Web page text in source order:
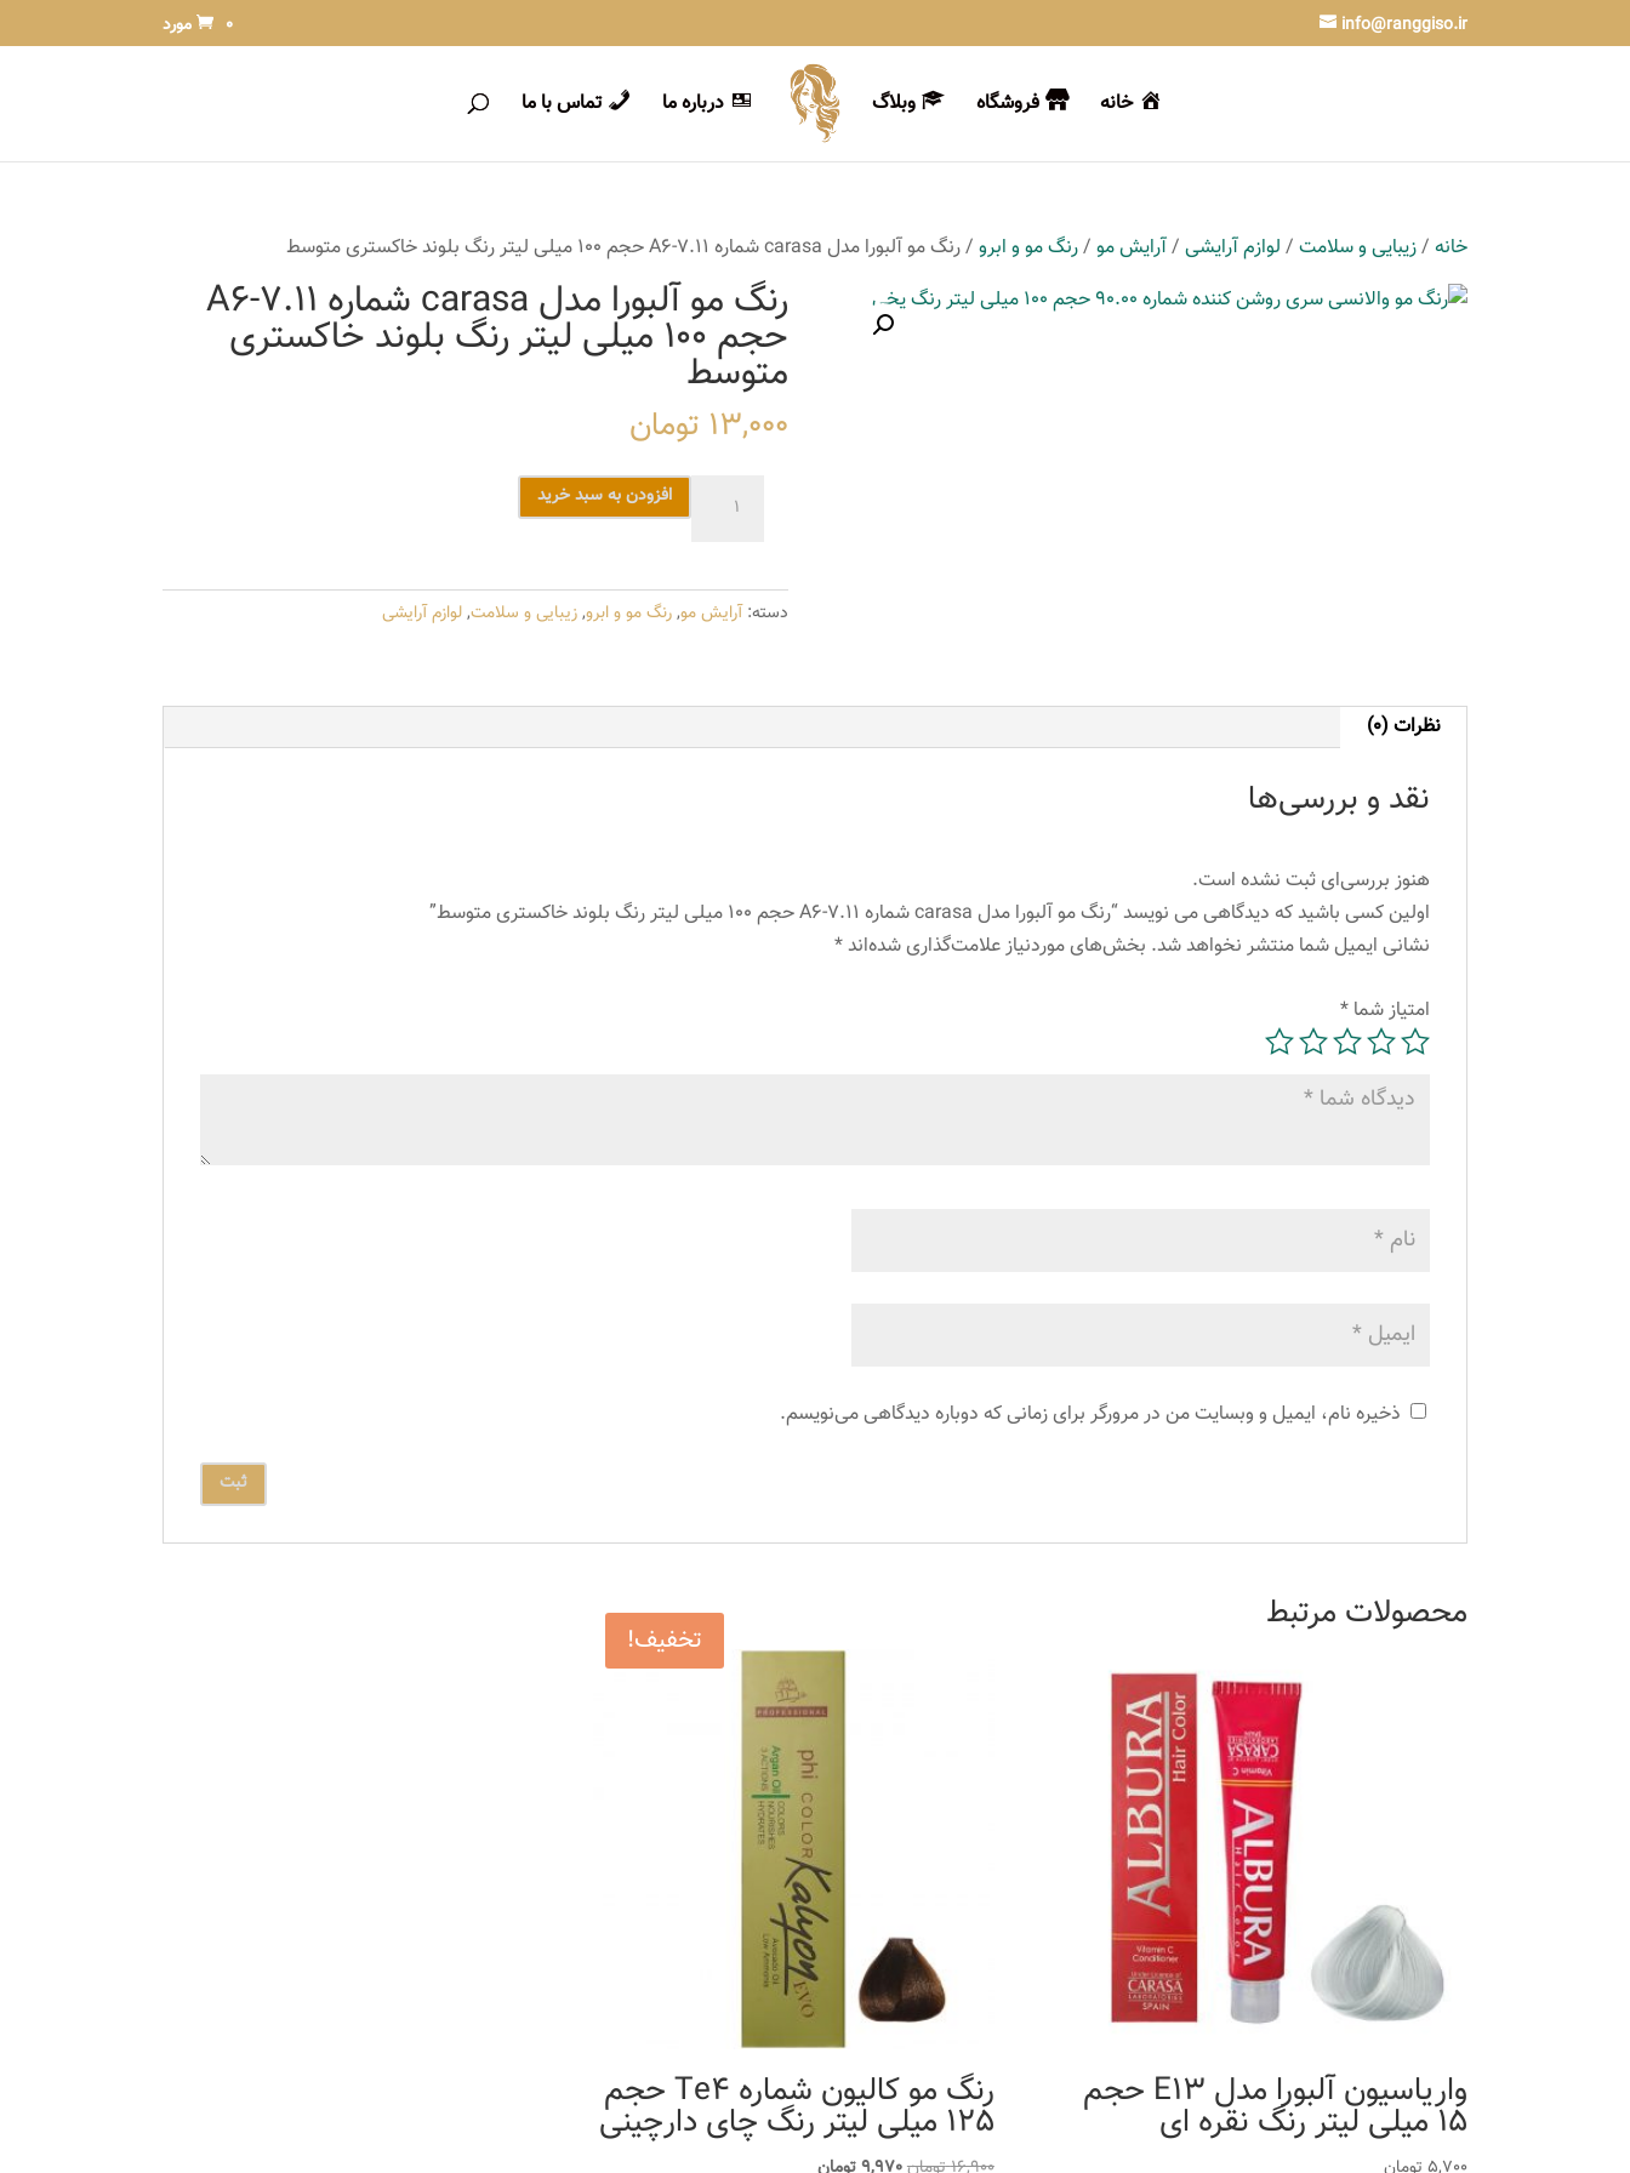
info@ranggiso.ir 0 مورد
خانه فروشگاه وبلاگ درباره ما تماس با ما
خانه /زیبایی و سلامت / لوازم آرایشی /آرایش مو /رنگ مو و ابرو / رنگ مو آلبورا مدل carasa شماره A6-7.11 حجم 100 میلی لیتر رنگ بلوند خاکستری متوسط
رنگ مو آلبورا مدل carasa شماره A6-7.11
حجم 100 میلی لیتر رنگ بلوند خاکستری
متوسط
13,000 تومان
مدل
carasa
حجم
بلوند
افزودن به سبد خرید
دسته:آرایش مو,رنگ مو و ابرو,زیبایی و سلامت,لوازم آرایشی
نظرات (0)
نقد و بررسی‌ها
هنوز بررسی‌ای ثبت نشده است.
اولین کسی باشید که دیدگاهی می نویسد “رنگ مو آلبورا مدل carasa شماره A6-7.11 حجم 100 میلی لیتر رنگ بلوند خاکستری متوسط”
نشانی ایمیل شما منتشر نخواهد شد. بخش‌های موردنیاز علامت‌گذاری شده‌اند*
امتیاز شما*
ذخیره نام، ایمیل و وبسایت من در مرورگر برای زمانی که دوباره دیدگاهی می‌نویسم.
محصولات مرتبط
واریاسیون آلبورا مدل E13 حجم
15 میلی لیتر رنگ نقره ای
تخفیف!
رنگ مو کالیون شماره Te4 حجم
125 میلی لیتر رنگ چای دارچینی
قیمت
قیمت